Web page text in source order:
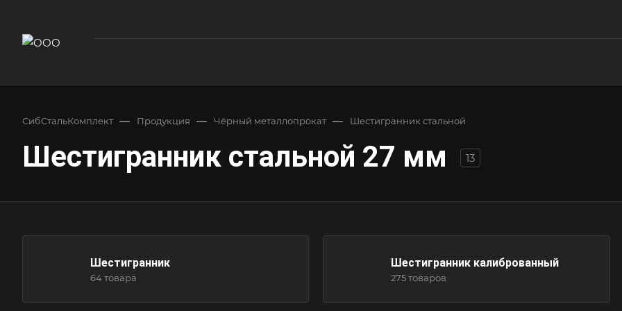
СибСтальКомплект — Продукция — Чёрный металлопрокат — Шестигранник стальной
Шестигранник стальной 27 мм 13
Шестигранник
64 товара
Шестигранник калиброванный
275 товаров